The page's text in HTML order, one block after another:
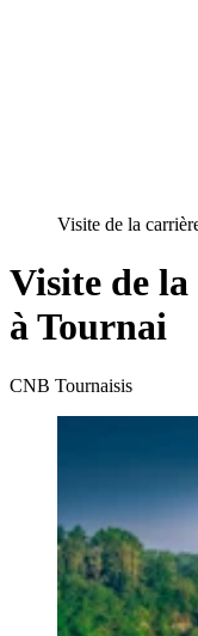
Visite de la
Visite de
à Tournai
CNB Tournaisis